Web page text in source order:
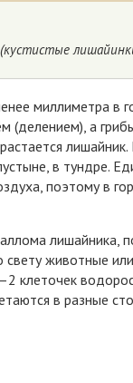
(кустистые
миллиметра в
(делением), а
в тундре.
поэтому в
лишайника,
животные
клеточек
в разные